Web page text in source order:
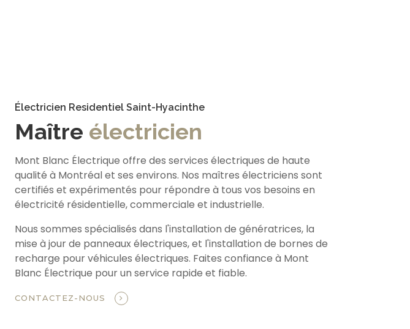
Électricien Residentiel Saint-Hyacinthe
Maître électricien
Mont Blanc Électrique offre des services électriques de haute
qualité à Montréal et ses environs. Nos maîtres électriciens sont
certifiés et expérimentés pour répondre à tous vos besoins en
électricité résidentielle, commerciale et industrielle.
Nous sommes spécialisés dans l'installation de génératrices, la
mise à jour de panneaux électriques, et l'installation de bornes de
recharge pour véhicules électriques. Faites confiance à Mont
Blanc Électrique pour un service rapide et fiable.
CONTACTEZ-NOUS